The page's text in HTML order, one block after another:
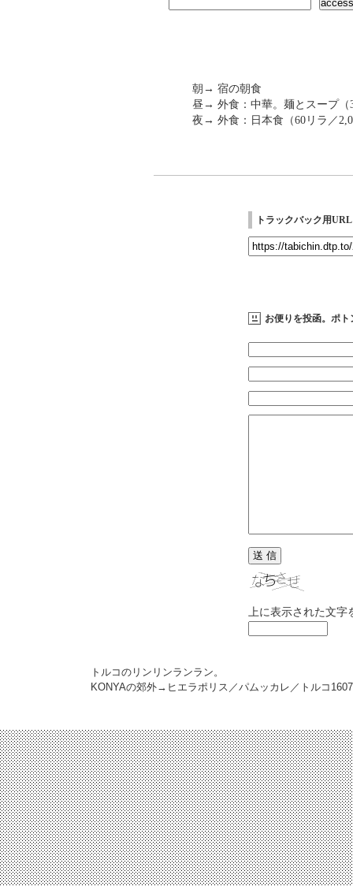
朝→ 宿の朝食
昼→ 外食：中華。麺とスープ（
夜→ 外食：日本食（60リラ／
トラックバック用URL
お便りを投函。ポト
上に表示された文
トルコのリンリンランラン。
KONYAの郊外→ヒエラポリス／パムッカレ／トルコ